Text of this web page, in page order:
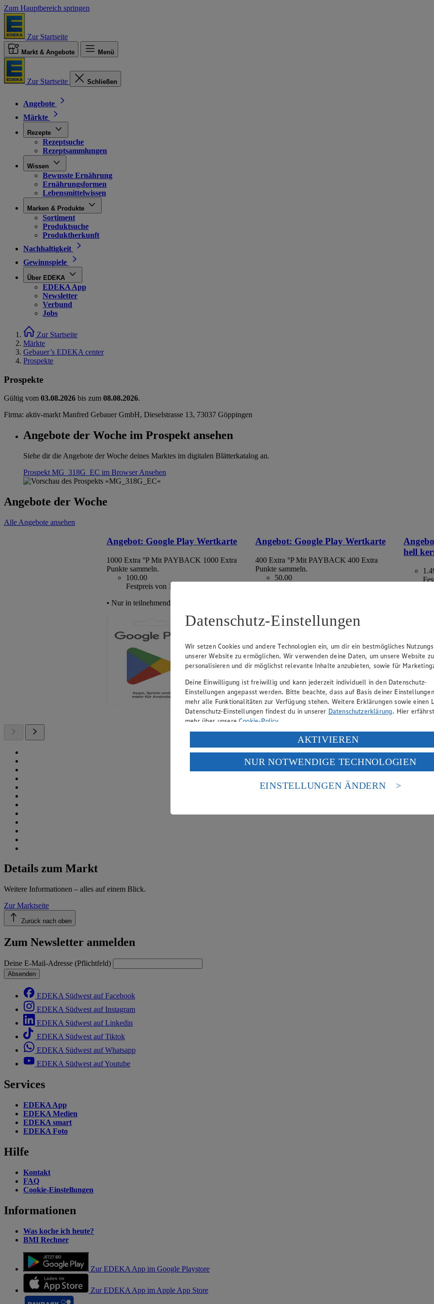
Zum Hauptbereich springen
Zur Startseite
Markt & Angebote Menü
Zur Startseite Schließen
Angebote
Märkte
Rezepte
Rezeptsuche
Rezeptsammlungen
Wissen
Bewusste Ernährung
Ernährungsformen
Lebensmittelwissen
Marken & Produkte
Sortiment
Produktsuche
Produktherkunft
Nachhaltigkeit
Gewinnspiele
Über EDEKA
EDEKA App
Newsletter
Verbund
Jobs
Zur Startseite
Märkte
Gebauer’s EDEKA center
Prospekte
Prospekte
Gültig vom 03.08.2026 bis zum 08.08.2026.
Firma: aktiv-markt Manfred Gebauer GmbH, Dieselstrasse 13, 73037 Göppingen
Angebote der Woche im Prospekt ansehen
Siehe dir die Angebote der Woche deines Marktes im digitalen Blätterkatalog an.
Prospekt MG_318G_EC im BrowserAnsehen
Angebote der Woche
Alle Angebote ansehen
Angebot: Google Play Wertkarte
1000 Extra °P Mit PAYBACK 1000 Extra
Punkte sammeln.
100.00
Festpreis von 100.00€
• Nur in teilnehmenden Märkten erhältlich
Angebot: Google Play Wertkarte
400 Extra °P Mit PAYBACK 400 Extra
Punkte sammeln.
50.00
hell
aus
Details zum Markt
Weitere Informationen – alles auf einem Blick.
Zur Marktseite
Zurück nach oben
Zum Newsletter anmelden
Deine E-Mail-Adresse (Pflichtfeld)
Absenden
EDEKA Südwest auf Facebook
EDEKA Südwest auf Instagram
EDEKA Südwest auf Linkedin
EDEKA Südwest auf Tiktok
EDEKA Südwest auf Whatsapp
EDEKA Südwest auf Youtube
Services
EDEKA App
EDEKA Medien
EDEKA smart
EDEKA Foto
Hilfe
Kontakt
FAQ
Cookie-Einstellungen
Informationen
Was koche ich heute?
BMI Rechner
Zur EDEKA App im Google Playstore
Zur EDEKA App im Apple App Store
Datenschutz-Einstellungen
Wir setzen Cookies und andere Technologien ein, um dir ein bestmögliches
unserer Website zu ermöglichen. Wir verwenden deine Daten, um unsere Website zu
personalisieren und dir möglichst relevante Inhalte anzubieten, sowie für
Deine Einwilligung ist freiwillig und kann jederzeit individuell in den Datenschutz-
Einstellungen angepasst werden. Bitte beachte, dass auf Basis deiner
mehr alle Funktionalitäten zur Verfügung stehen. Weitere Erklärungen sowie einen
Datenschutz-Einstellungen findest du in unserer Datenschutzerklärung. Hier
mehr über unsereCookie-Policy.
Verarbeitung deiner personenbezogenen Daten in den USA durch Facebook und
Wenn du auf „Aktivieren“ klickst, willigst du im Sinne des Art. 49 Abs. 1 Satz 1 lit.
ein, dass deine Daten in den USA verarbeitet werden. Der EuGH sieht die USA als
einem nach europäischen Standards nicht angemessenen Datenschutzniveau an. Es
Risiko eines Zugriffs durch US-amerikanische Behörden.
AKTIVIEREN
NUR NOTWENDIGE TECHNOLOGIEN
EINSTELLUNGEN ÄNDERN